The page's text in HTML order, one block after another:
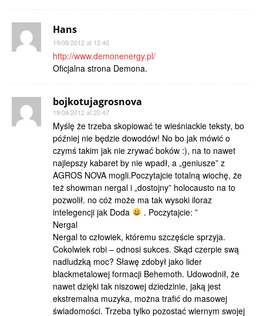
Hans
19/08/2012 at 12:40
http://www.demonenergy.pl/
Oficjalna strona Demona.
bojkotujagrosnova
19/08/2012 at 20:47
Myślę że trzeba skopiować te wieśniackie teksty, bo
później nie będzie dowodów! No bo jak mówić o
czymś takim jak nie zrywać boków :), na to nawet
najlepszy kabaret by nie wpadł, a „geniusze” z
AGROS NOVA mogli.Poczytajcie totalną wiochę, że
też showman nergal i „dostojny” holocausto na to
pozwolił. no cóż może ma tak wysoki iloraz
intelegencji jak Doda
. Poczytajcie: ”
Nergal
Nergal to człowiek, któremu szczęście sprzyja.
Cokolwiek robi – odnosi sukces. Skąd czerpie swą
nadludzką moc? Sławę zdobył jako lider
blackmetalowej formacji Behemoth. Udowodnił, że
nawet dzięki tak niszowej dziedzinie, jaką jest
ekstremalna muzyka, można trafić do masowej
świadomości. Trzeba tylko pozostać wiernym swojej